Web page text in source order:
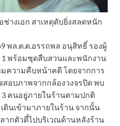
ช่างเอก สาเหตุดับยิ่งสลดหนัก
พล.ต.ต.อรรถพล อนุสิทธิ์ รองผู้
พร้อมชุดสืบสวนและพนักงาน
ความคืบหน้าคดี โดยจากการ
อบภาพจากกล้องวงจรปิด พบ
3 คนอยู่ภายในร้านตามปกติ
เดินเข้ามาภายในร้าน จากนั้น
ากตัวตี๋ไปบริเวณด้านหลังร้าน